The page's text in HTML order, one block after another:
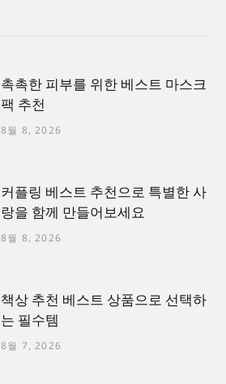
촉촉한 피부를 위한 베스트 마스크
팩 추천
8월 8, 2026
커플링 베스트 추천으로 특별한 사
랑을 함께 만들어보세요
8월 8, 2026
책상 추천 베스트 상품으로 선택하
는 필수템
8월 7, 2026